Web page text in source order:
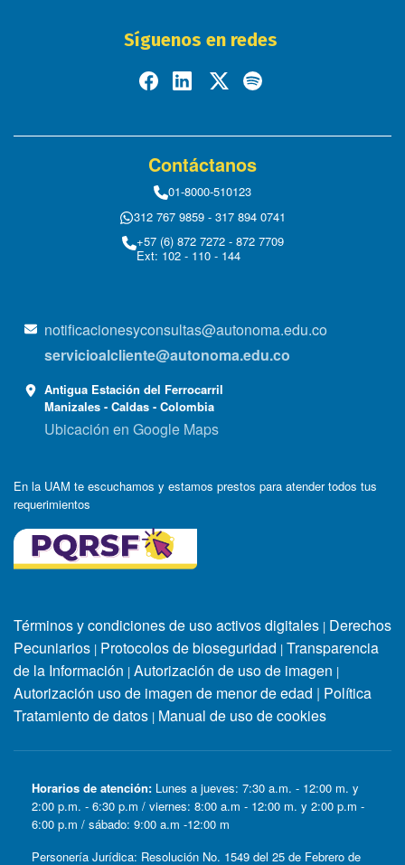
Síguenos en redes
Contáctanos
01-8000-510123
312 767 9859 - 317 894 0741
+57 (6) 872 7272 - 872 7709
Ext: 102 - 110 - 144
notificacionesyconsultas@autonoma.edu.co
servicioalcliente@autonoma.edu.co
Antigua Estación del Ferrocarril
Manizales - Caldas - Colombia
Ubicación en Google Maps
En la UAM te escuchamos y estamos prestos para atender todos tus
requerimientos
Términos y condiciones de uso activos digitales | Derechos
Pecuniarios | Protocolos de bioseguridad | Transparencia
de la Información | Autorización de uso de imagen |
Autorización uso de imagen de menor de edad | Política
Tratamiento de datos | Manual de uso de cookies
Horarios de atención: Lunes a jueves: 7:30 a.m. - 12:00 m. y
2:00 p.m. - 6:30 p.m / viernes: 8:00 a.m - 12:00 m. y 2:00 p.m -
6:00 p.m / sábado: 9:00 a.m -12:00 m
Personería Jurídica: Resolución No. 1549 del 25 de Febrero de